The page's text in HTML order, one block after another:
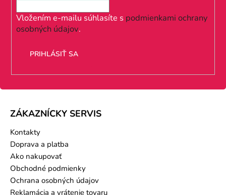
Vložením e-mailu súhlasíte s podmienkami ochrany
osobných údajov.
PRIHLÁSIŤ SA
ZÁKAZNÍCKY SERVIS
Kontakty
Doprava a platba
Ako nakupovať
Obchodné podmienky
Ochrana osobných údajov
Reklamácia a vrátenie tovaru